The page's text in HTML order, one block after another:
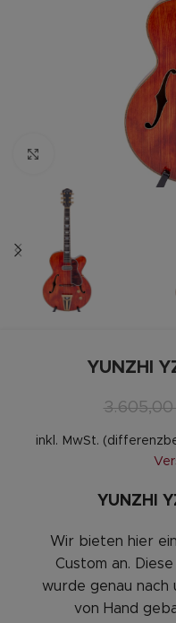
Zum vergrößern
YUNZHI
inkl. MwSt.
YUNZHI
Wir bieten hier
Custom an.
wurde genau nach
von Hand